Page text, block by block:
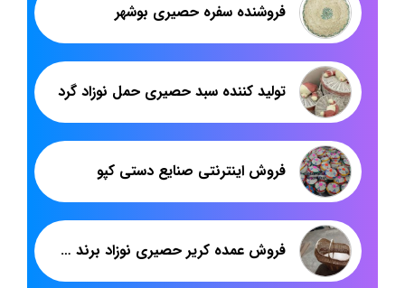
فروشنده سفره حصیری بوشهر
تولید کننده سبد حصیری حمل نوزاد گرد
فروش اینترنتی صنایع دستی کپو
فروش عمده کریر حصیری نوزاد برند هدیکا: راهی برای راحتی و ایمنی نوزادان